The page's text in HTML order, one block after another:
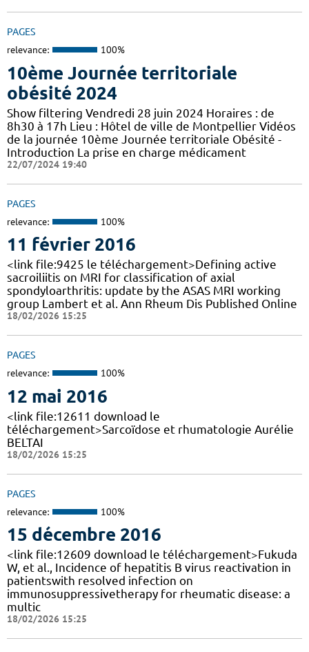
PAGES
relevance: 100%
10ème Journée territoriale
obésité 2024
Show filtering Vendredi 28 juin 2024 Horaires : de
8h30 à 17h Lieu : Hôtel de ville de Montpellier Vidéos
de la journée 10ème Journée territoriale Obésité -
Introduction La prise en charge médicament
22/07/2024 19:40
PAGES
relevance: 100%
11 février 2016
<link file:9425 le téléchargement>Defining active
sacroiliitis on MRI for classification of axial
spondyloarthritis: update by the ASAS MRI working
group Lambert et al. Ann Rheum Dis Published Online
18/02/2026 15:25
PAGES
relevance: 100%
12 mai 2016
<link file:12611 download le
téléchargement>Sarcoïdose et rhumatologie Aurélie
BELTAI
18/02/2026 15:25
PAGES
relevance: 100%
15 décembre 2016
<link file:12609 download le téléchargement>Fukuda
W, et al., Incidence of hepatitis B virus reactivation in
patientswith resolved infection on
immunosuppressivetherapy for rheumatic disease: a
multic
18/02/2026 15:25